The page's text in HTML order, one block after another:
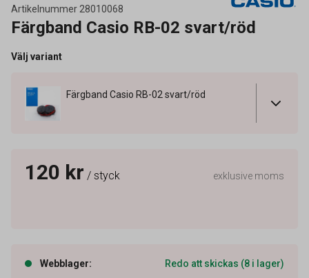
Artikelnummer28010068
Färgband Casio RB-02 svart/röd
Välj variant
Färgband Casio RB-02 svart/röd
120 kr / styck exklusive moms
Webblager: Redo att skickas (8 i lager)
Artikelnummer 28010068